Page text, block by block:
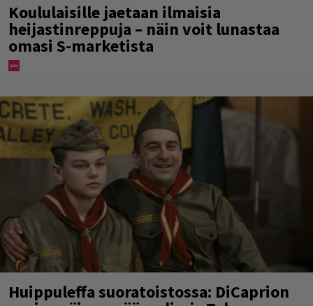
Koululaisille jaetaan ilmaisia
heijastinreppuja – näin voit lunastaa
omasi S-marketista
Huippuleffa suoratoistossa: DiCaprion